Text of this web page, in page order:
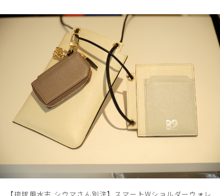
【琉球風水志 シウマさん別注】スマートWショルダーウォレ